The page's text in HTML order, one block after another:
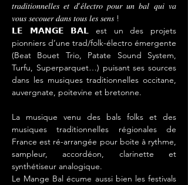
𝑡𝑟𝑎𝑑𝑖𝑡𝑖𝑜𝑛𝑛𝑒𝑙𝑙𝑒𝑠 𝑒𝑡 𝑑’𝑒́𝑙𝑒𝑐𝑡𝑟𝑜 𝑝𝑜𝑢𝑟 𝑢𝑛 𝑏𝑎𝑙 𝑞𝑢𝑖 𝑣𝑎
𝑣𝑜𝑢𝑠 𝑠𝑒𝑐𝑜𝑢𝑒𝑟 𝑑𝑎𝑛𝑠 𝑡𝑜𝑢𝑠 𝑙𝑒𝑠 𝑠𝑒𝑛𝑠 !
𝗟𝗘 𝗠𝗔𝗡𝗚𝗘 𝗕𝗔𝗟 est un des projets
pionniers d’une trad/folk-électro émergente
(Beat Bouet Trio, Patate Sound System,
Turfu, Superparquet…) puisant ses sources
dans les musiques traditionnelles occitane,
auvergnate, poitevine et bretonne.
La musique venu des bals folks et des
musiques traditionnelles régionales de
France est ré-arrangée pour boite à rythme,
sampleur, accordéon, clarinette et
synthétiseur analogique.
Le Mange Bal écume aussi bien les festivals